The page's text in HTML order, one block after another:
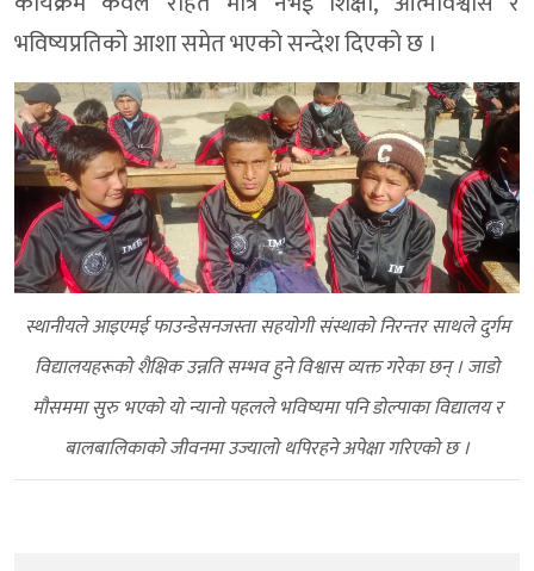
भविष्यप्रतिको आशा समेत भएको सन्देश दिएको छ ।
स्थानीयले आइएमई फाउन्डेसनजस्ता सहयोगी संस्थाको निरन्तर साथले दुर्गम
विद्यालयहरूको शैक्षिक उन्नति सम्भव हुने विश्वास व्यक्त गरेका छन् । जाडो
मौसममा सुरु भएको यो न्यानो पहलले भविष्यमा पनि डोल्पाका विद्यालय र
बालबालिकाको जीवनमा उज्यालो थपिरहने अपेक्षा गरिएको छ ।